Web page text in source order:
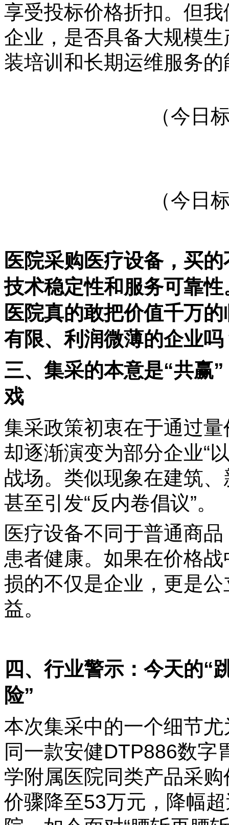
享受投标价格折扣。但
企业，是否具备大规模
装培训和长期运维服务的
（今日
（今日
医院采购医疗设备，买
技术稳定性和服务可靠
医院真的敢把价值千万
有限、利润微薄的企业吗
三、集采的本意是“共赢
戏
集采政策初衷在于通过
却逐渐演变为部分企业“
战场。类似现象在建筑
甚至引发“反内卷倡议”。
医疗设备不同于普通商
患者健康。如果在价格
损的不仅是企业，更是
益。
四、行业警示：今天的“
险”
本次集采中的一个细节
同一款安健DTP886数字
学附属医院同类产品采
价骤降至53万元，降幅